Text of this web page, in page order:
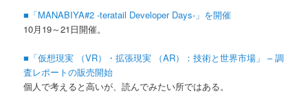
■「MANABIYA#2 -teratail Developer Days-」を開催
10月19～21日開催。
■「仮想現実 （VR）・拡張現実 （AR）：技術と世界市場」 – 調
査レポートの販売開始
個人で考えると高いが、読んでみたい所ではある。